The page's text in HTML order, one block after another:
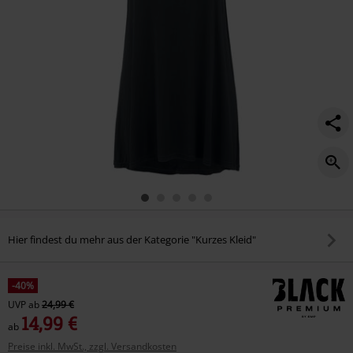
Hier findest du mehr aus der Kategorie "Kurzes Kleid"
-40%
UVPab24,99 €
ab 14,99 €
Preise inkl. MwSt., zzgl. Versandkosten